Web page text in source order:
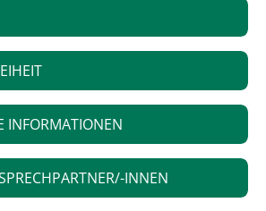
INFORMATIONEN
INNEN